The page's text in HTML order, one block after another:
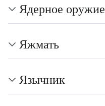
Ядерное оружие
Яжмать
Язычник